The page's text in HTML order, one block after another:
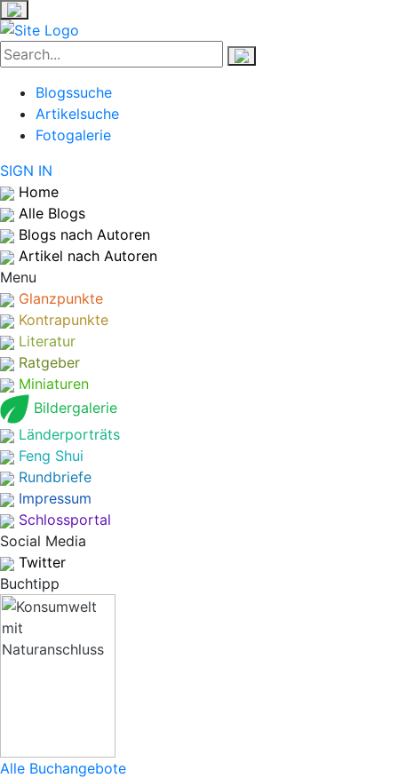
Blogssuche
Artikelsuche
Fotogalerie
SIGN IN
Home
Alle Blogs
Blogs nach Autoren
Artikel nach Autoren
Menu
Glanzpunkte
Kontrapunkte
Literatur
Ratgeber
Miniaturen
Bildergalerie
Länderporträts
Feng Shui
Rundbriefe
Impressum
Schlossportal
Social Media
Twitter
Buchtipp
Alle Buchangebote